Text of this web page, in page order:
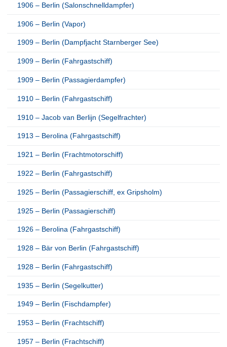
1906 – Berlin (Salonschnelldampfer)
1906 – Berlin (Vapor)
1909 – Berlin (Dampfjacht Starnberger See)
1909 – Berlin (Fahrgastschiff)
1909 – Berlin (Passagierdampfer)
1910 – Berlin (Fahrgastschiff)
1910 – Jacob van Berlijn (Segelfrachter)
1913 – Berolina (Fahrgastschiff)
1921 – Berlin (Frachtmotorschiff)
1922 – Berlin (Fahrgastschiff)
1925 – Berlin (Passagierschiff, ex Gripsholm)
1925 – Berlin (Passagierschiff)
1926 – Berolina (Fahrgastschiff)
1928 – Bär von Berlin (Fahrgastschiff)
1928 – Berlin (Fahrgastschiff)
1935 – Berlin (Segelkutter)
1949 – Berlin (Fischdampfer)
1953 – Berlin (Frachtschiff)
1957 – Berlin (Frachtschiff)